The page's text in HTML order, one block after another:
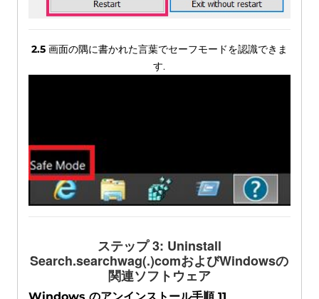
2.5画面の隅に書かれた言葉でセーフモードを認識できま
す.
ステップ 3: Uninstall
Search.searchwag(.)comおよびWindowsの
関連ソフトウェア